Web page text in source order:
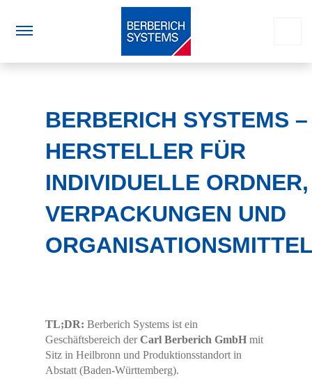
BERBERICH SYSTEMS –
HERSTELLER FÜR
INDIVIDUELLE ORDNER,
VERPACKUNGEN UND
TL;DR: Berberich Systems ist ein
Geschäftsbereich derCarl Berberich GmbH mit
Sitz in Heilbronn und Produktionsstandort in
Abstatt (Baden-Württemberg).